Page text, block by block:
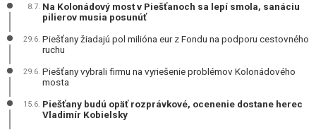
8.7. Na Kolonádový most v Piešťanoch sa lepí smola, sanáciu
pilierov musia posunúť
29.6. Piešťany žiadajú pol milióna eur z Fondu na podporu cestovného
ruchu
29.6. Piešťany vybrali firmu na vyriešenie problémov Kolonádového
mosta
15.6. Piešťany budú opäť rozprávkové, ocenenie dostane herec
Vladimír Kobielsky